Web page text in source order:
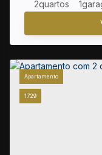
2 1
1729
Apartamento